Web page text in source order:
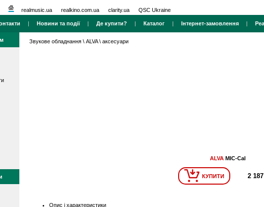
realmusic.ua realkino.com.ua clarity.ua QSC Ukraine
| Новини та події| Де купити? | Каталог | Інтернет-замовлення |
Звукове обладнання \ ALVA\ аксесуари
ALVA MIC-Cal
КУПИТИ 2
Опис і характеристики